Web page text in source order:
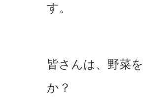
す。
皆さんは、野菜
か？